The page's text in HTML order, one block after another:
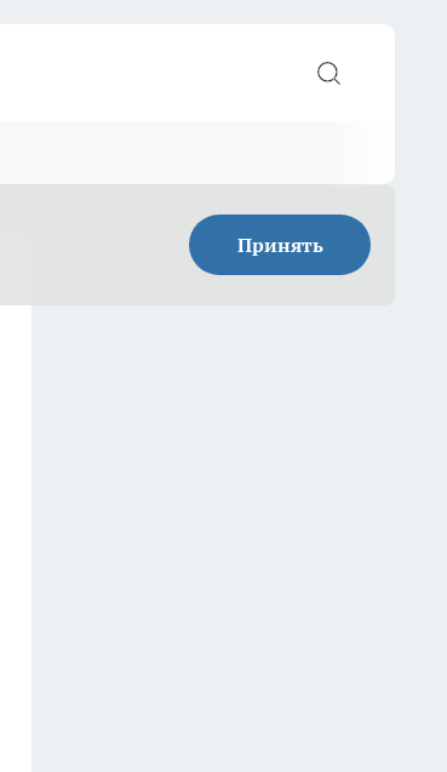
Принять